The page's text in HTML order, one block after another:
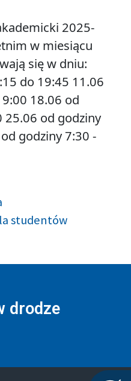
2025-
w miesiącu
się w dniu:
do 19:45 11.06
18.06 od
25.06 od godziny
godziny 7:30 -
studentów
drodze